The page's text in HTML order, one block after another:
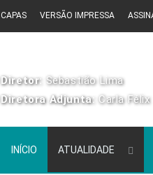
CAPAS VERSÃO IMPRESSA
Diretor: Sebastião Lima
Diretora Adjunta:Carla Félix
INÍCIO ATUALIDADE